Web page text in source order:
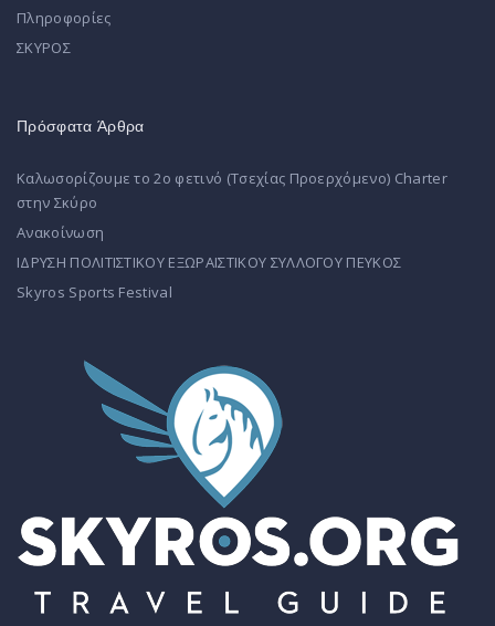
Πληροφορίες
ΣΚΥΡΟΣ
Πρόσφατα Άρθρα
Καλωσορίζουμε το 2ο φετινό (Τσεχίας Προερχόμενο) Charter
στην Σκύρο
Ανακοίνωση
ΙΔΡΥΣΗ ΠΟΛΙΤΙΣΤΙΚΟΥ ΕΞΩΡΑΙΣΤΙΚΟΥ ΣΥΛΛΟΓΟΥ ΠΕΥΚΟΣ
Skyros Sports Festival